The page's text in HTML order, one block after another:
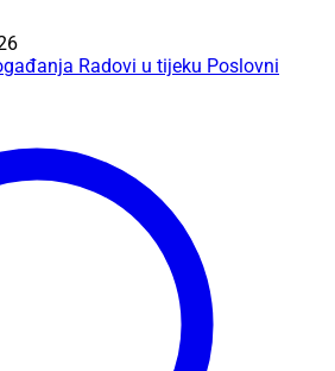
Radovi u tijeku Poslovni